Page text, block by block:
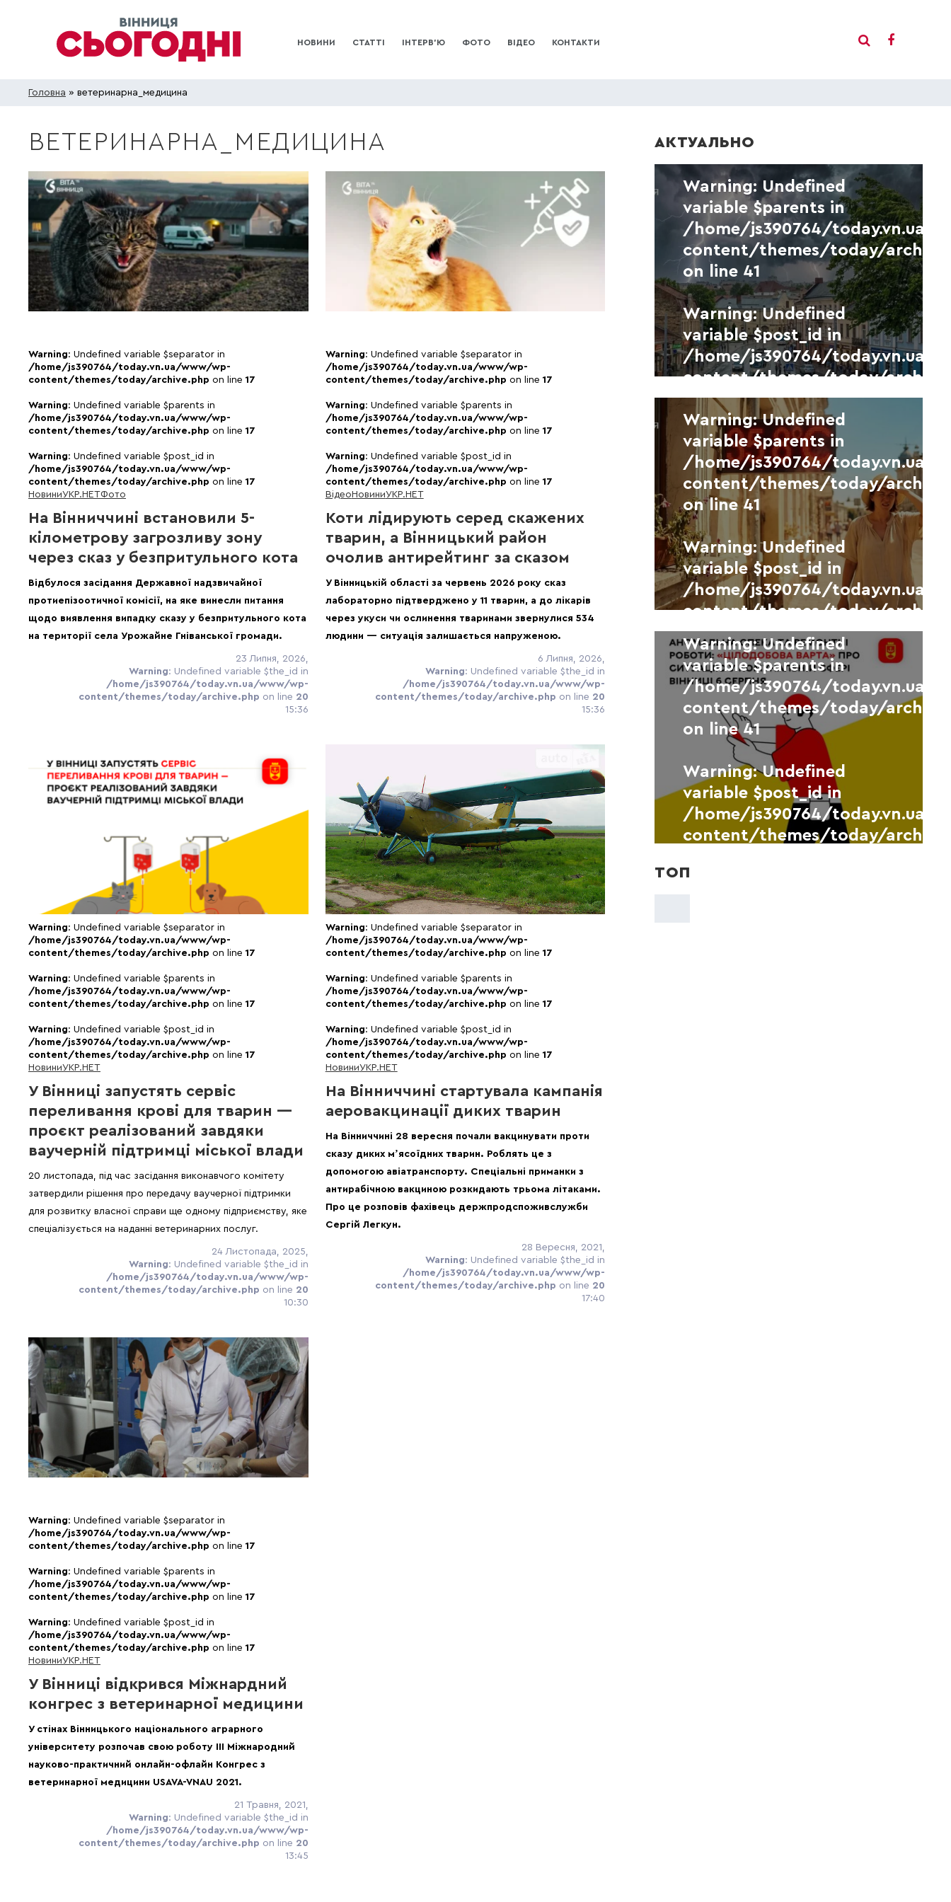
НОВИНИ СТАТТІ ІНТЕРВ’Ю ФОТО ВІДЕО КОНТАКТИ
Головна » ветеринарна_медицина
ВЕТЕРИНАРНА_МЕДИЦИНА
Warning: Undefined variable $separator in
/home/js390764/today.vn.ua/www/wp-
content/themes/today/archive.php on line 17
Warning: Undefined variable $parents in
/home/js390764/today.vn.ua/www/wp-
content/themes/today/archive.php on line 17
Warning: Undefined variable $post_id in
/home/js390764/today.vn.ua/www/wp-
content/themes/today/archive.php on line 17
НовиниУКР.НЕТФото
На Вінниччині встановили 5-
кілометрову загрозливу зону
через сказ у безпритульного кота
Відбулося засідання Державної надзвичайної
протиепізоотичної комісії, на яке винесли питання
щодо виявлення випадку сказу у безпритульного кота
на території села Урожайне Гніванської громади.
23 Липня, 2026,
Warning: Undefined variable $the_id in
/home/js390764/today.vn.ua/www/wp-
content/themes/today/archive.php on line 20
15:36
Warning: Undefined variable $separator in
/home/js390764/today.vn.ua/www/wp-
content/themes/today/archive.php on line 17
Warning: Undefined variable $parents in
/home/js390764/today.vn.ua/www/wp-
content/themes/today/archive.php on line 17
Warning: Undefined variable $post_id in
/home/js390764/today.vn.ua/www/wp-
content/themes/today/archive.php on line 17
Відео НовиниУКР.НЕТ
Коти лідирують серед скажених
тварин, а Вінницький район
очолив антирейтинг за сказом
У Вінницькій області за червень 2026 року сказ
лабораторно підтверджено у 11 тварин, а до лікарів
через укуси чи ослинення тваринами звернулися 534
людини — ситуація залишається напруженою.
6 Липня, 2026,
Warning: Undefined variable $the_id in
/home/js390764/today.vn.ua/www/wp-
content/themes/today/archive.php on line 20
15:36
Warning: Undefined variable $separator in
/home/js390764/today.vn.ua/www/wp-
content/themes/today/archive.php on line 17
Warning: Undefined variable $parents in
/home/js390764/today.vn.ua/www/wp-
content/themes/today/archive.php on line 17
Warning: Undefined variable $post_id in
/home/js390764/today.vn.ua/www/wp-
content/themes/today/archive.php on line 17
НовиниУКР.НЕТ
У Вінниці запустять сервіс
переливання крові для тварин —
проєкт реалізований завдяки
ваучерній підтримці міської влади
20 листопада, під час засідання виконавчого комітету
затвердили рішення про передачу ваучерної підтримки
для розвитку власної справи ще одному підприємству, яке
спеціалізується на наданні ветеринарних послуг.
24 Листопада, 2025,
Warning: Undefined variable $the_id in
/home/js390764/today.vn.ua/www/wp-
content/themes/today/archive.php on line 20
10:30
Warning: Undefined variable $separator in
/home/js390764/today.vn.ua/www/wp-
content/themes/today/archive.php on line 17
Warning: Undefined variable $parents in
/home/js390764/today.vn.ua/www/wp-
content/themes/today/archive.php on line 17
Warning: Undefined variable $post_id in
/home/js390764/today.vn.ua/www/wp-
content/themes/today/archive.php on line 17
НовиниУКР.НЕТ
На Вінниччині стартувала кампанія
аеровакцинації диких тварин
На Вінниччині 28 вересня почали вакцинувати проти
сказу диких мʼясоїдних тварин. Роблять це з
допомогою авіатранспорту. Спеціальні приманки з
антирабічною вакциною розкидають трьома літаками.
Про це розповів фахівець держпродспоживслужби
Сергій Легкун.
28 Вересня, 2021,
Warning: Undefined variable $the_id in
/home/js390764/today.vn.ua/www/wp-
content/themes/today/archive.php on line 20
17:40
Warning: Undefined variable $separator in
/home/js390764/today.vn.ua/www/wp-
content/themes/today/archive.php on line 17
Warning: Undefined variable $parents in
/home/js390764/today.vn.ua/www/wp-
content/themes/today/archive.php on line 17
Warning: Undefined variable $post_id in
/home/js390764/today.vn.ua/www/wp-
content/themes/today/archive.php on line 17
НовиниУКР.НЕТ
У Вінниці відкрився Міжнардний
конгрес з ветеринарної медицини
У стінах Вінницького національного аграрного
університету розпочав свою роботу ІІI Міжнародний
науково-практичний онлайн-офлайн Конгрес з
ветеринарної медицини USAVA-VNAU 2021.
21 Травня, 2021,
Warning: Undefined variable $the_id in
/home/js390764/today.vn.ua/www/wp-
content/themes/today/archive.php on line 20
13:45
АКТУАЛЬНО
on line41
Warning: Undefined
variable $parents in
/home/js390764/today.vn.ua/
content/themes/today/
on line 41
Warning: Undefined
variable $post_id in
/home/js390764/today.vn.ua/
content/themes/today/
on line41
НовиниУКР.НЕТ
У п’ятницю Вінницю накриють
гроза, град та сильний
шквалистий вітер
7 СЕРПНЯ, 2026
Warning: Undefined
variable $separator in
/home/js390764/today.vn.ua/
content/themes/today/
on line41
Warning: Undefined
variable $parents in
/home/js390764/today.vn.ua/
content/themes/today/
on line41
Warning: Undefined
variable $post_id in
/home/js390764/today.vn.ua/
content/themes/today/
on line41
НовиниУКР.НЕТ
У Вінниці зафіксували новий
рекорд максимальної
температури повітря
6 СЕРПНЯ, 2026
Warning
: Undefined
variable $separator in
/home/js390764/today.vn.ua/
content/themes/today/
on line41
Warning: Undefined
variable $parents in
/home/js390764/today.vn.ua/
content/themes/today/
on line41
Warning: Undefined
variable $post_id in
/home/js390764/today.vn.ua/
content/themes/today/
Новини
ТОП